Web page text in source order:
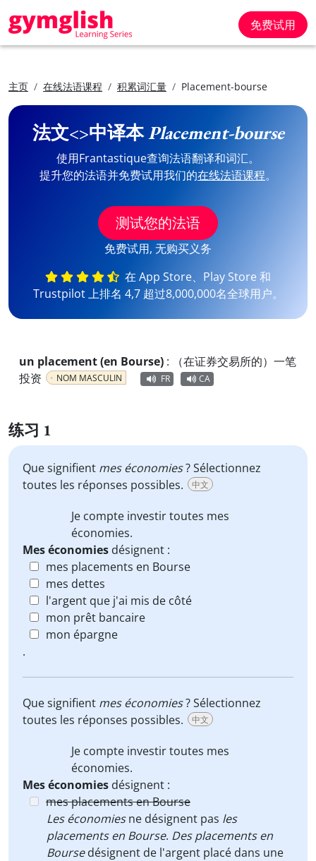
免费试用
主页 在线法语课程 积累词汇量 Placement-bourse
法文<>中译本Placement-bourse
使用Frantastique查询法语翻译和词汇。
提升您的法语并免费试用我们的在线法语课程。
测试您的法语
免费试用, 无购买义务
在 App Store、Play Store 和
Trustpilot 上排名 4,7 超过8,000,000名全球用户。
un placement (en Bourse) :
（在证券交易所的）一笔
投资
NOM MASCULIN FR CA
练习 1
Que signifient mes économies? Sélectionnez
toutes les réponses possibles.
中文
Je compte investir toutes mes
économies.
Mes économies désignent :
mes placements en Bourse
mes dettes
l'argent que j'ai mis de côté
mon prêt bancaire
mon épargne
.
Que signifient mes économies? Sélectionnez
toutes les réponses possibles.
中文
Je compte investir toutes mes
économies.
Mes économies désignent :
mes placements en Bourse
Les économiesne désignent pas les
placements en Bourse. Des placements en
Boursedésignent de l'argent placé dans une